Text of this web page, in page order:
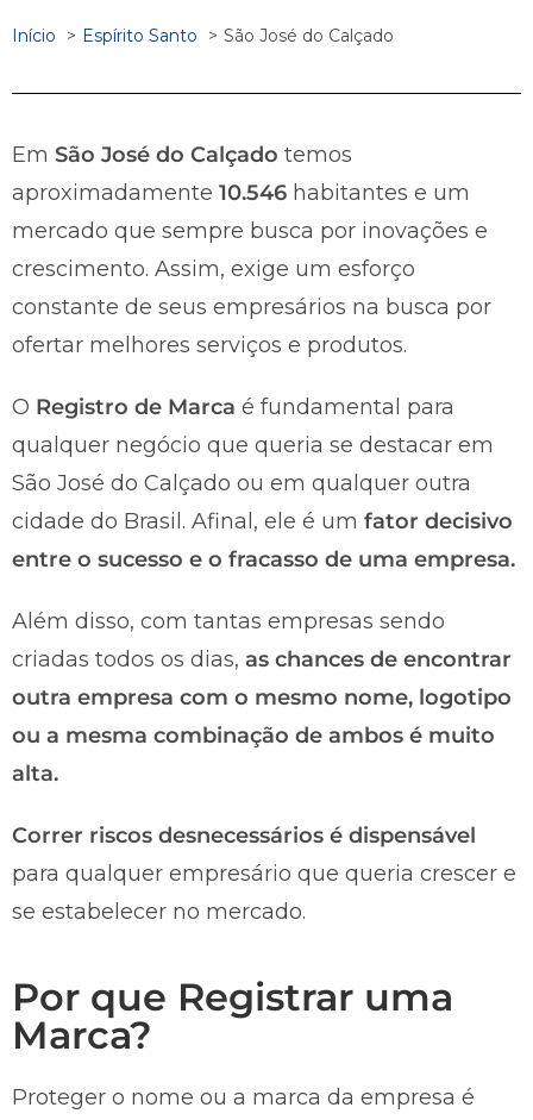
Início Espírito Santo São José do Calçado
Em São José do Calçado temos
aproximadamente 10.546 habitantes e um
mercado que sempre busca por inovações e
crescimento. Assim, exige um esforço
constante de seus empresários na busca por
ofertar melhores serviços e produtos.
O Registro de Marca é fundamental para
qualquer negócio que queria se destacar em
São José do Calçado ou em qualquer outra
cidade do Brasil. Afinal, ele é um fator decisivo
entre o sucesso e o fracasso de uma empresa.
Além disso, com tantas empresas sendo
criadas todos os dias, as chances de encontrar
outra empresa com o mesmo nome, logotipo
ou a mesma combinação de ambos é muito
alta.
Correr riscos desnecessários é dispensável
para qualquer empresário que queria crescer e
se estabelecer no mercado.
Por que Registrar uma
Marca?
Proteger o nome ou a marca da empresa é